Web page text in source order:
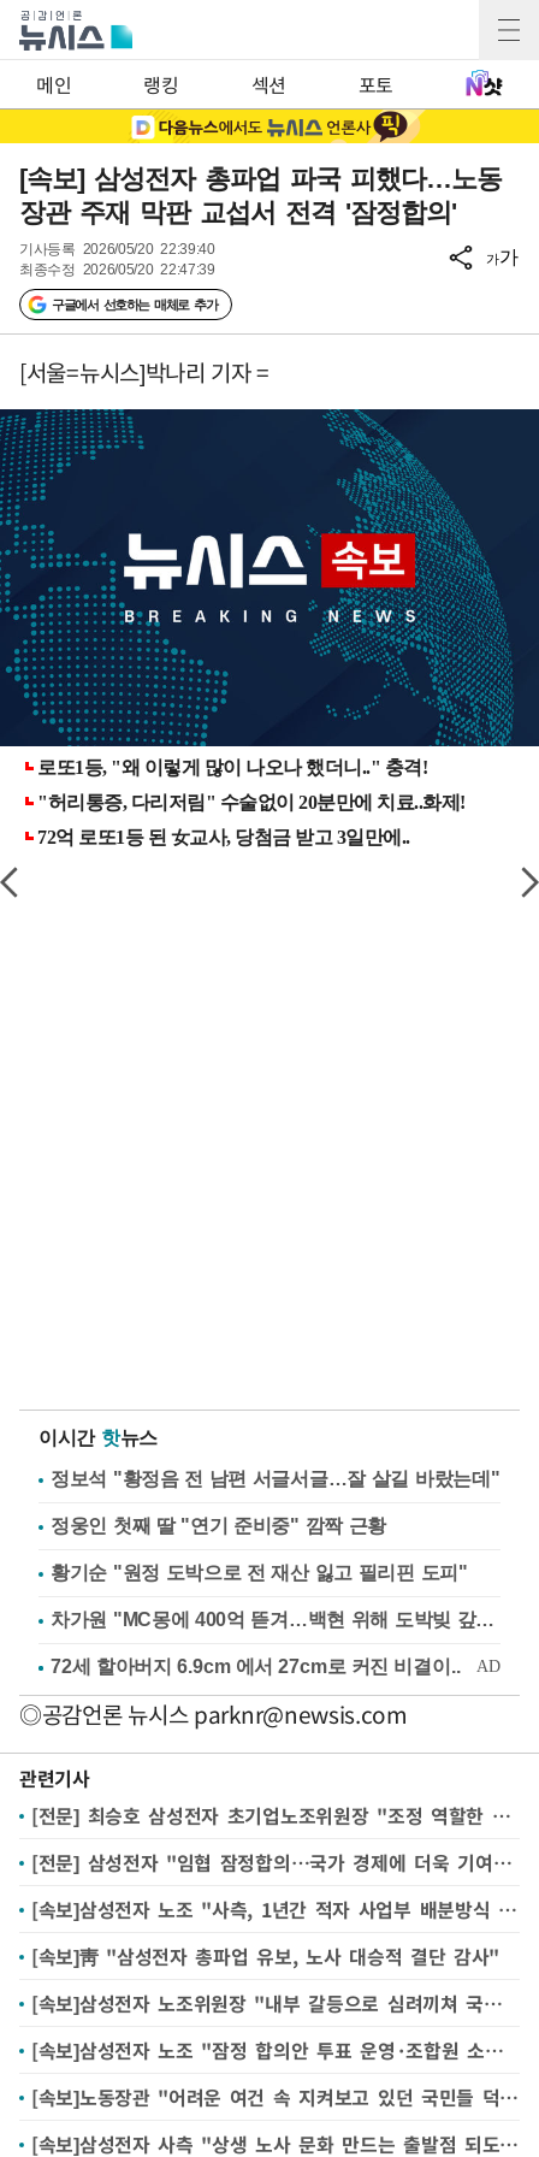
메인 랭킹 섹션 포토
[속보] 삼성전자 총파업 파국 피했다…노동
장관 주재 막판 교섭서 전격 '잠정합의'
기사등록 2026/05/20 22:39:40
최종수정 2026/05/20 22:47:39
구글에서 선호하는 매체로 추가
가가
[서울=뉴시스]박나리 기자 =
이시간 핫뉴스
정보석 "황정음 전 남편 서글서글…잘 살길 바랐는데"
정웅인 첫째 딸 "연기 준비중" 깜짝 근황
황기순 "원정 도박으로 전 재산 잃고 필리핀 도피"
차가원 "MC몽에 400억 뜯겨…백현 위해 도박빚 갚아줘"
◎공감언론 뉴시스parknr@newsis.com
관련기사
[전문] 최승호 삼성전자 초기업노조위원장 "조정 역할한 정부에 감사, 노사관계 안정화 최선"
[전문] 삼성전자 "임협 잠정합의…국가 경제에 더욱 기여토록 최선"
[속보]삼성전자 노조 "사측, 1년간 적자 사업부 배분방식 유예…우리도 합의"
[속보]靑 "삼성전자 총파업 유보, 노사 대승적 결단 감사"
[속보]삼성전자 노조위원장 "내부 갈등으로 심려끼쳐 국민께 송구"
[속보]삼성전자 노조 "잠정 합의안 투표 운영·조합원 소통에 집중할 것"
[속보]노동장관 "어려운 여건 속 지켜보고 있던 국민들 덕분"
[속보]삼성전자 사측 "상생 노사 문화 만드는 출발점 되도록 할 것"